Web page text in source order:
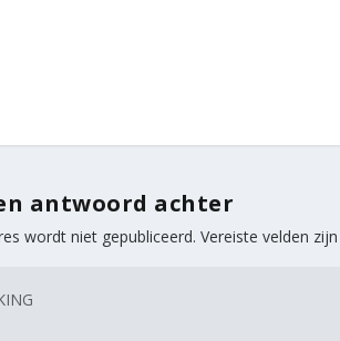
antwoord achter
wordt niet gepubliceerd. Vereiste velden